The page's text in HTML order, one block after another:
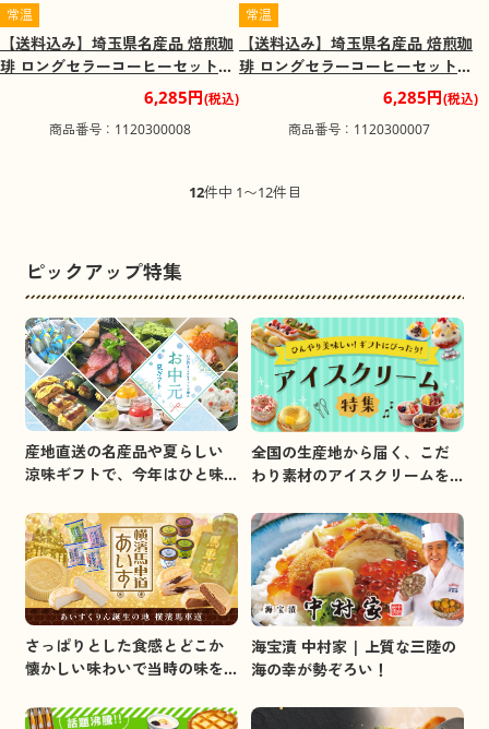
常温
【送料込み】埼玉県名産品 焙煎珈
琲 ロングセラーコーヒーセット
6,285円(税込)
商品番号：1120300008
常温
【送料込み】埼玉県名産品 焙煎珈
琲 ロングセラーコーヒーセット
6,285円(税込)
商品番号：1120300007
12件中 1〜12件目
ピックアップ特集
産地直送の名産品や夏らしい
涼味ギフトで、今年はひと味
全国の生産地から届く、こだ
わり素材のアイスクリームを
さっぱりとした食感とどこか
懐かしい味わいで当時の味を
海宝漬 中村家 | 上質な三陸の
海の幸が勢ぞろい！